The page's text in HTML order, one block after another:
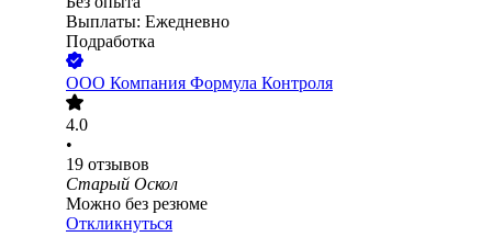
Выплаты: Ежедневно
Подработка
ООО Компания Формула Контроля
4.0
•
19 отзывов
Старый Оскол
Можно без резюме
Откликнуться